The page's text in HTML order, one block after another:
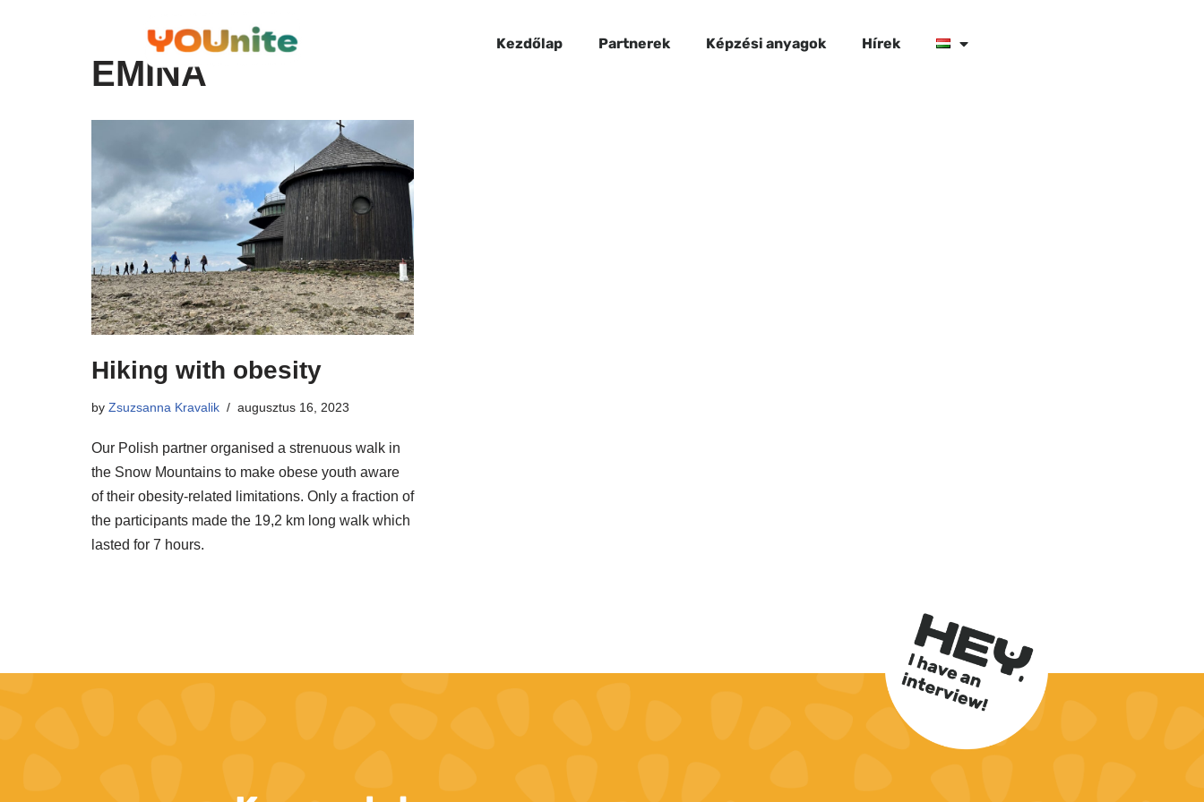
Kezdőlap Partnerek Képzési anyagok Hírek
EMINA
Hiking with obesity
by Zsuzsanna Kravalik augusztus 16, 2023
Our Polish partner organised a strenuous walk in
the Snow Mountains to make obese youth aware
of their obesity-related limitations. Only a fraction of
the participants made the 19,2 km long walk which
lasted for 7 hours.